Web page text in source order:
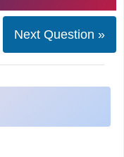
Next Question »